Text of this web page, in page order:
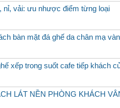
nỉ, vải: ưu nhược điểm từng loại
bàn mặt đá ghế da chân mạ
xếp trong suốt cafe tiếp khách
LÁT NỀN PHÒNG KHÁCH